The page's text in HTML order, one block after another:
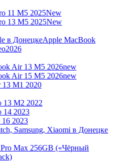
11 M5 2025New
13 M5 2025New
Apple MacBook
2026
Air 13 M5 2026new
Air 15 M5 2026new
M1 2020
13 M2 2022
14 2023
2023